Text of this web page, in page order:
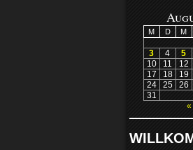
M D M
3
4 5
10
11 12
17
18 19
24
25 26
31
«